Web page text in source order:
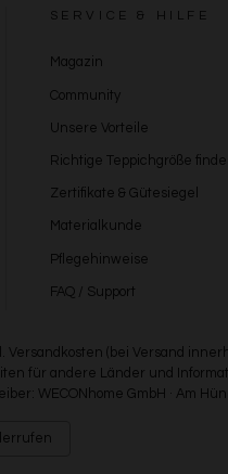
SERVICE & HILFE
Magazin
Community
Unsere Vorteile
Richtige Teppichgröße
Zertifikate & Gütesiegel
Materialkunde
Pflegehinweise
FAQ / Support
(bei Versand
für andere Länder und
WECONhome GmbH · Am